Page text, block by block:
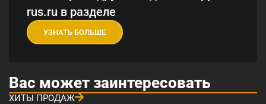
rus.ru в разделе
УЗНАТЬ БОЛЬШЕ
Вас может заинтересовать
ХИТЫ ПРОДАЖ